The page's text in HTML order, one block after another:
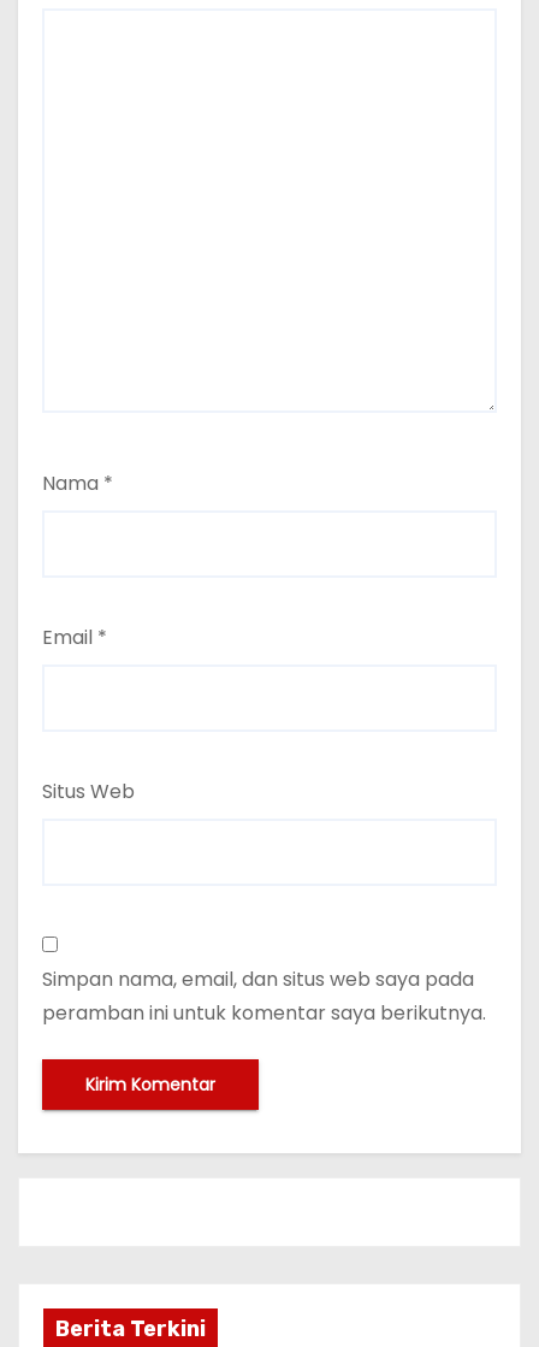
Nama *
Email *
Situs Web
Simpan nama, email, dan situs web saya pada
peramban ini untuk komentar saya berikutnya.
Berita Terkini